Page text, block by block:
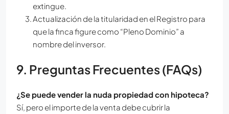
extingue.
Actualización de la titularidad en el Registro para
que la finca figure como “Pleno Dominio” a
nombre del inversor.
9. Preguntas Frecuentes (FAQs)
¿Se puede vender la nuda propiedad con hipoteca?
Sí, pero el importe de la venta debe cubrir la